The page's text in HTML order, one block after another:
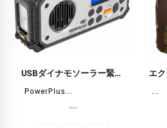
USBダイナモソーラー緊急ラジオ
PowerPlus... ...